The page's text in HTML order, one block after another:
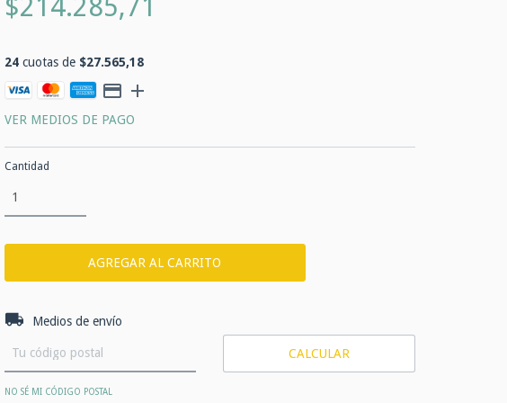
$214.285,71
24cuotas de $27.565,18
VER MEDIOS DE PAGO
Cantidad
Entregas para el CP:
Medios de envío
CALCULAR
NO SÉ MI CÓDIGO POSTAL